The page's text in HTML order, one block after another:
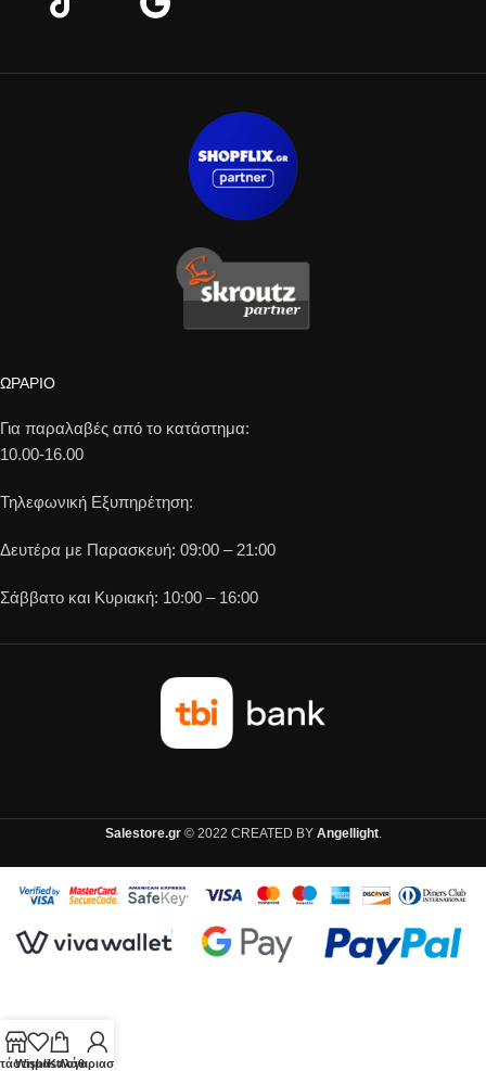
ΩΡΑΡΙΟ
Για παραλαβές από το κατάστημα:
10.00-16.00
Τηλεφωνική Εξυπηρέτηση:
Δευτέρα με Παρασκευή: 09:00 – 21:00
Σάββατο και Κυριακή: 10:00 – 16:00
Salestore.gr© 2022 CREATED BY Angellight.
WishlistΚαλάθι
Λογαριασμός